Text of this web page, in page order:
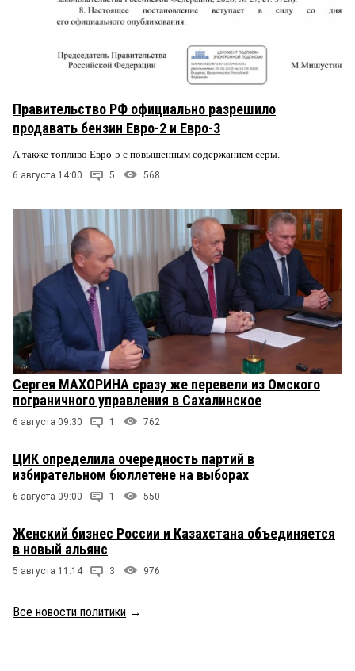
Правительство РФ официально разрешило
продавать бензин Евро-2 и Евро-3
А также топливо Евро-5 с повышенным содержанием серы.
6 августа 14:00 5 568
Сергея МАХОРИНА сразу же перевели из Омского
пограничного управления в Сахалинское
6 августа 09:30 1 762
ЦИК определила очередность партий в
избирательном бюллетене на выборах
6 августа 09:00 1 550
Женский бизнес России и Казахстана объединяется
в новый альянс
5 августа 11:14 3 976
Все новости политики →